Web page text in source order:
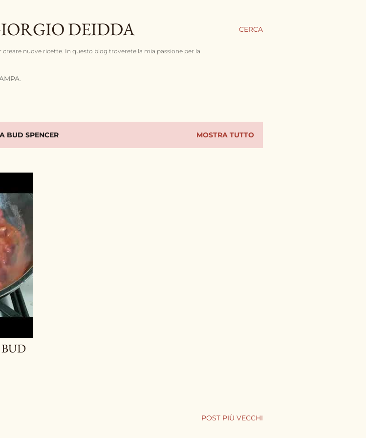
CERCA
DEIDDA
nuove ricette. In questo blog troverete la mia passione per la
BUD SPENCER MOSTRA TUTTO
POST PIÙ VECCHI